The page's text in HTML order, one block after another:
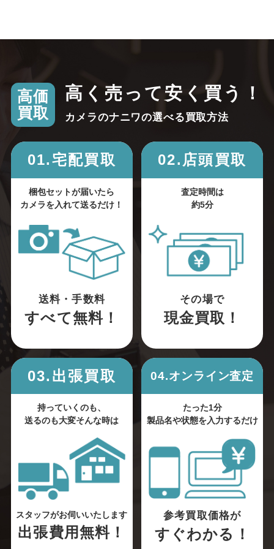
高価
買取
高く売って安く買う！
カメラのナニワの選べる買取方法
01.宅配買取
梱包セットが届いたら
カメラを入れて送るだけ！
送料・手数料
すべて無料！
02.店頭買取
査定時間は
約5分
その場で
現金買取！
03.出張買取
持っていくのも、
送るのも大変そんな時は
スタッフがお伺いいたします
出張費用無料！
04.オンライン査定
たった1分
製品名や状態を入力するだけ
参考買取価格が
すぐわかる！